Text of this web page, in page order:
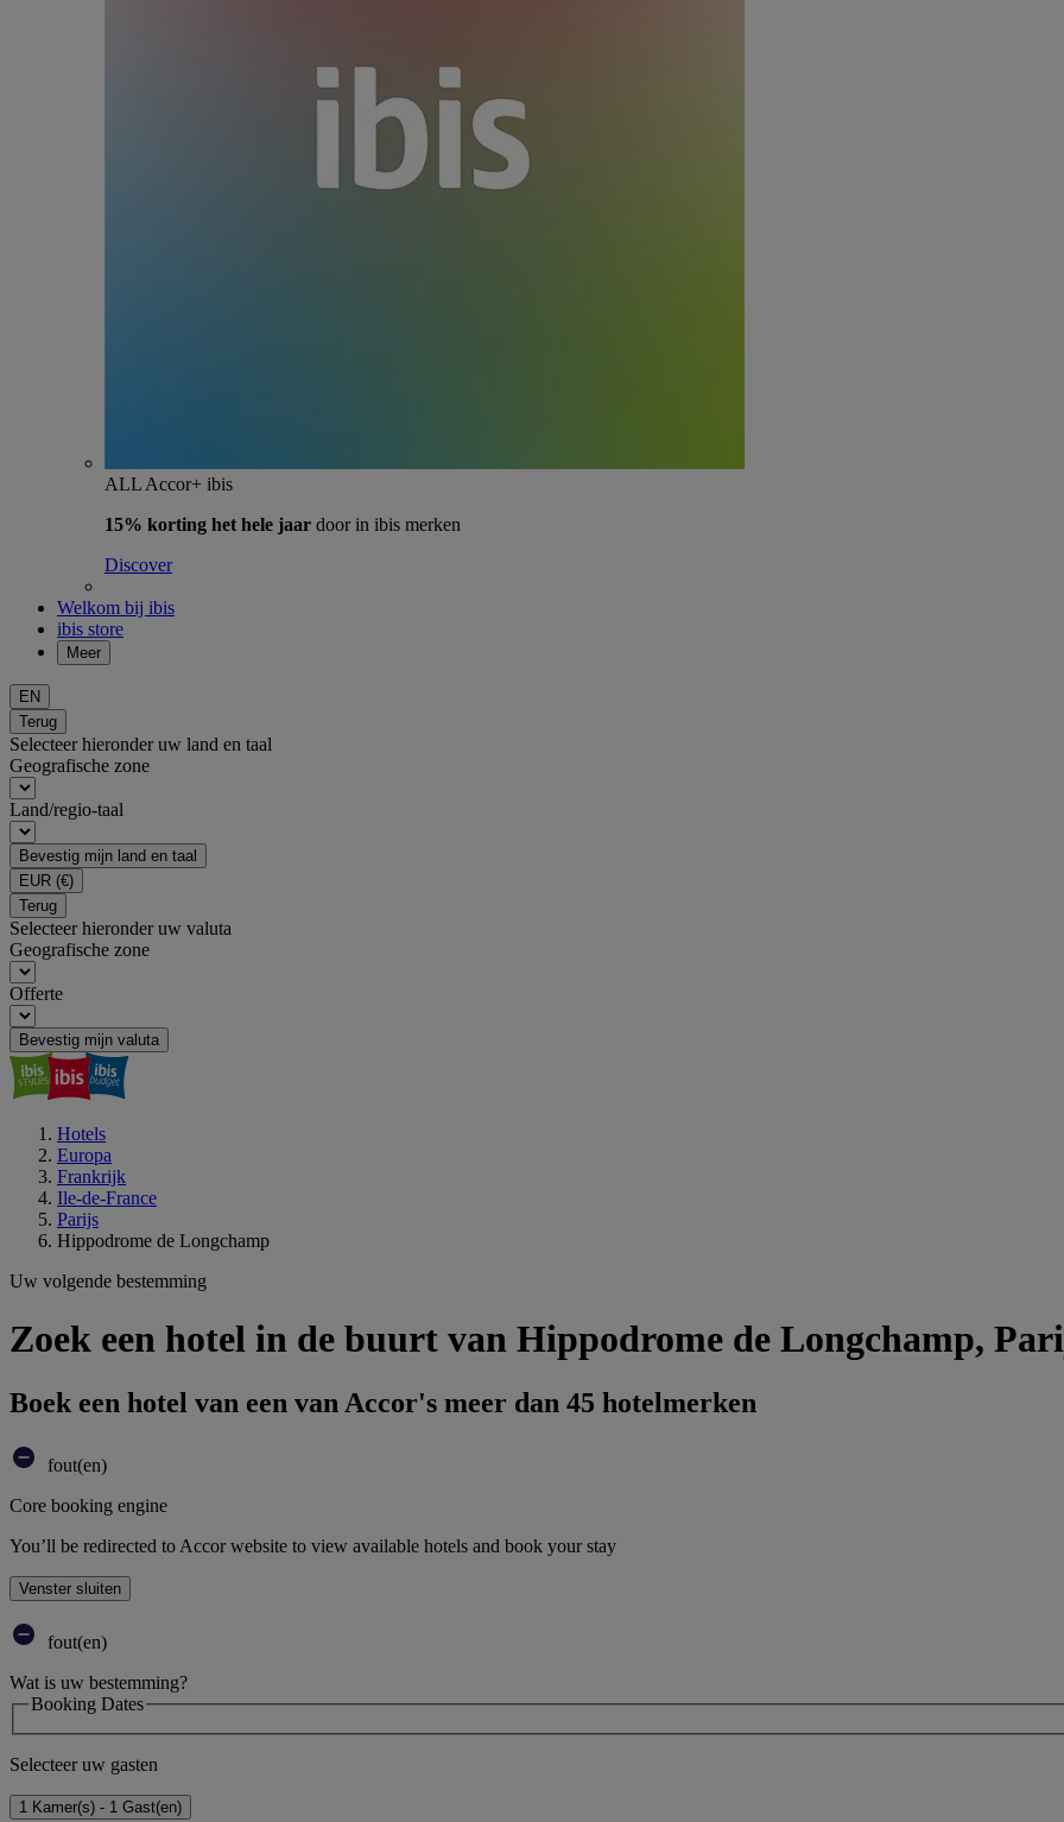
ALL Accor+ ibis
15% korting het hele jaar door in ibis merken
Discover
Welkom bij ibis
ibis store
Meer
EN
Terug
Selecteer hieronder uw land en taal
Geografische zone
Land/regio-taal
Bevestig mijn land en taal
EUR (€)
Terug
Selecteer hieronder uw valuta
Geografische zone
Offerte
Bevestig mijn valuta
Hotels
Europa
Frankrijk
Ile-de-France
Parijs
Hippodrome de Longchamp
Uw volgende bestemming
Zoek een hotel in de buurt van Hippodrome de Longchamp,
Boek een hotel van een van Accor's meer dan 45 hotelmerken
fout(en)
Core booking engine
You’ll be redirected to Accor website to view available hotels and book your stay
Venster sluiten
fout(en)
Wat is uw bestemming?
Booking Dates
Selecteer uw gasten
1 Kamer(s) - 1 Gast(en)